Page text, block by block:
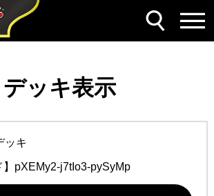
デッキ表示
ッキ
pXEMy2-j7tIo3-pySyMp